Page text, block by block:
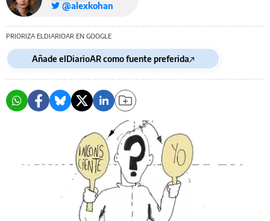
@alexkohan
PRIORIZA ELDIARIOAR EN GOOGLE
Añade elDiarioAR como fuente preferida